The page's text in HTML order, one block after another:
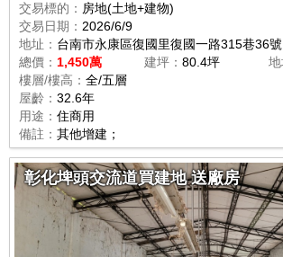
交易標的： 房地(土地+建物)
交易日期： 2026/6/9
地址： 台南市永康區復國里復國一路315巷36號
總價： 1,450萬 建坪： 80.4坪 地
樓層/樓高： 全/五層
屋齡： 32.6年
用途： 住商用
備註： 其他增建；
彰化埤頭交流道買建地 送廠房